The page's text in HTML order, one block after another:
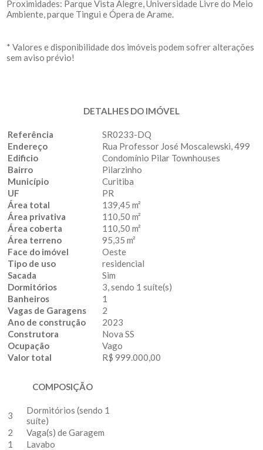
Proximidades: Parque Vista Alegre, Universidade Livre do Meio
Ambiente, parque Tingui e Ópera de Arame.
* Valores e disponibilidade dos imóveis podem sofrer alterações
sem aviso prévio!
DETALHES DO IMÓVEL
Referência
SR0233-DQ
Endereço
Rua Professor José Moscalewski, 499
Edificio
Condomínio Pilar Townhouses
Bairro
Pilarzinho
Município
Curitiba
UF
PR
Área total
139,45 m²
Área privativa
110,50 m²
Área coberta
110,50 m²
Área terreno
95,35 m²
Face do imóvel
Oeste
Tipo de uso
residencial
Sacada
Sim
Dormitórios
3, sendo 1 suíte(s)
Banheiros
1
Vagas de Garagens
2
Ano de construção
2023
Construtora
Nova SS
Ocupação
Vago
Valor total
R$ 999.000,00
COMPOSIÇÃO
3
Dormitórios (sendo 1
suíte)
2
Vaga(s) de Garagem
1
Lavabo